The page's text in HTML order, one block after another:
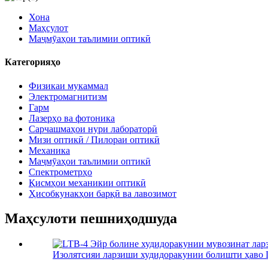
Хона
Маҳсулот
Маҷмӯаҳои таълимии оптикӣ
Категорияҳо
Физикаи мукаммал
Электромагнитизм
Гарм
Лазерҳо ва фотоника
Сарчашмаҳои нури лабораторӣ
Мизи оптикӣ / Пилораи оптикӣ
Механика
Маҷмӯаҳои таълимии оптикӣ
Спектрометрҳо
Қисмҳои механикии оптикӣ
Ҳисобкунакҳои барқӣ ва лавозимот
Маҳсулоти пешниҳодшуда
Изолятсияи ларзиши худидоракунии болишти ҳаво